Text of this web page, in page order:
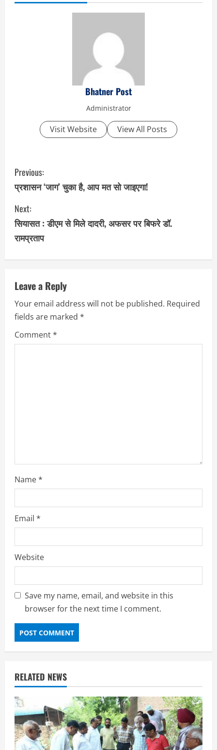
Bhatner Post
Administrator
Visit Website View All Posts
C
o
n
t
i
u
e
R
e
Previous:
प्रशासन ‘जाग’ चुका है, आप मत सो जाइएगा!
Next:
सियासत : डीएम से मिले दादरी, अफसर पर बिफरे डॉ.
रामप्रताप
Leave a Reply
Your email address will not be published. Required
fields are marked *
Comment*
Name*
Email *
Website
Save my name, email, and website in this
browser for the next time I comment.
RELATED NEWS